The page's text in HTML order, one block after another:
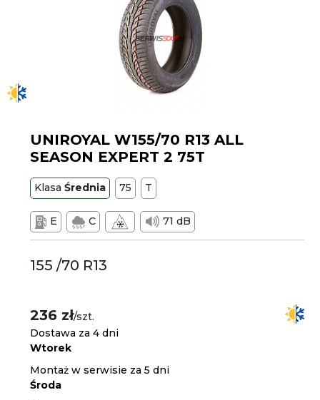
UNIROYAL W155/70 R13 ALL
SEASON EXPERT 2 75T
KlasaŚrednia 75 T
E C 71 dB
155 /70 R13
236 zł/szt.
Dostawa za 4 dni
Wtorek
Montaż w serwisie za 5 dni
Środa